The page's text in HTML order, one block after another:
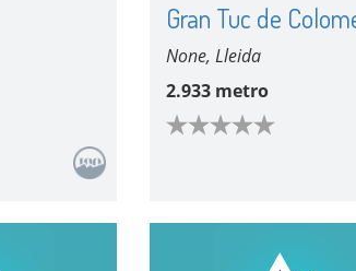
Gran Tuc de
None, Lleida
2.933 metro